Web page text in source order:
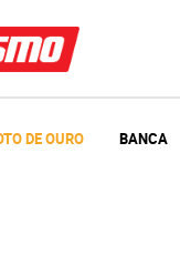
DE OURO BANCA